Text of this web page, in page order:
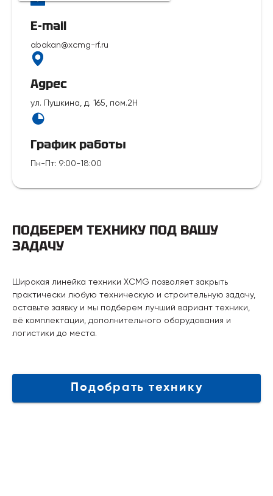
E-mail
abakan@xcmg-rf.ru
Адрес
ул. Пушкина, д. 165, пом.2Н
График работы
Пн-Пт: 9:00-18:00
ПОДБЕРЕМ ТЕХНИКУ ПОД ВАШУ
ЗАДАЧУ
Широкая линейка техники XCMG позволяет закрыть
практически любую техническую и строительную задачу,
оставьте заявку и мы подберем лучший вариант техники,
её комплектации, дополнительного оборудования и
логистики до места.
Подобрать технику